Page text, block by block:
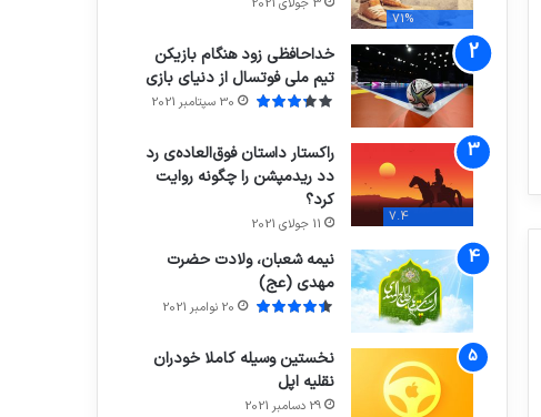
71%
3 جولای 2021
خداحافظی زود هنگام بازیکن
تیم ملی فوتسال از دنیای بازی
30 سپتامبر 2021
7.4
راکستار داستان فوق‌العاده‌ی رد
دد ریدمپشن را چگونه روایت
کرد؟
11 جولای 2021
نیمه شعبان، ولادت حضرت
مهدی (عج)
20 نوامبر 2021
نخستین وسیله کاملا خودران
نقلیه اپل
29 دسامبر 2021